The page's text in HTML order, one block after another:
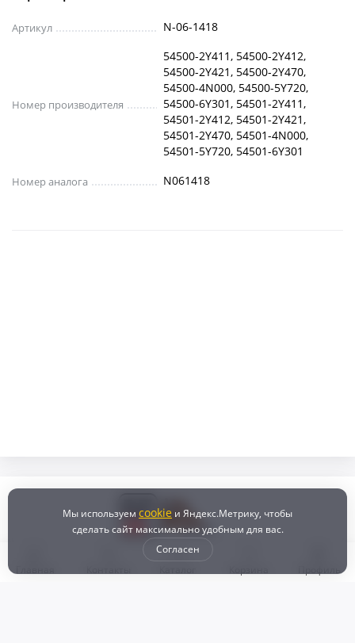
Артикул N-06-1418
Номер производителя
54500-2Y411, 54500-2Y412,
54500-2Y421, 54500-2Y470,
54500-4N000, 54500-5Y720,
54500-6Y301, 54501-2Y411,
54501-2Y412, 54501-2Y421,
54501-2Y470, 54501-4N000,
54501-5Y720, 54501-6Y301
Номер аналога N061418
Мы используем cookie и Яндекс.Метрику, чтобы
сделать сайт максимально удобным для вас.
Согласен